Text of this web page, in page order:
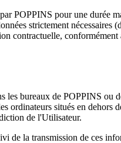
POPPINS pour une
strictement
contractuelle,
bureaux de POPPINS ou
ordinateurs situés en
de l'Utilisateur.
la transmission de ces